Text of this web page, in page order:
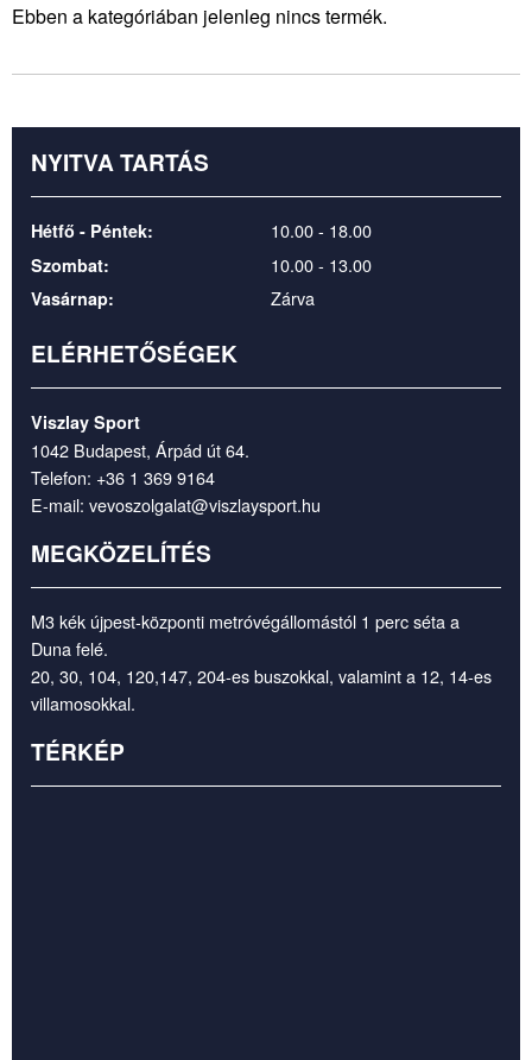
Ebben a kategóriában jelenleg nincs termék.
NYITVA TARTÁS
Hétfő - Péntek: 10.00 - 18.00
Szombat: 10.00 - 13.00
Vasárnap: Zárva
ELÉRHETŐSÉGEK
Viszlay Sport
1042 Budapest, Árpád út 64.
Telefon: +36 1 369 9164
E-mail: vevoszolgalat@viszlaysport.hu
MEGKÖZELÍTÉS
M3 kék újpest-központi metróvégállomástól 1 perc séta a
Duna felé.
20, 30, 104, 120,147, 204-es buszokkal, valamint a 12, 14-es
villamosokkal.
TÉRKÉP